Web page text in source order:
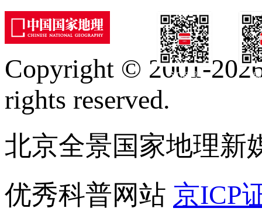
订阅号
Copyright © 2001-
rights reserved.
北京全景国家地理新
优秀科普网站 京ICP